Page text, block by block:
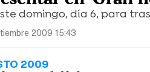
domingo, día 6, para
2009 15:43
2009